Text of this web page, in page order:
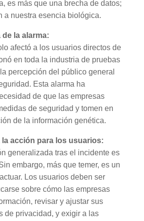
es más que una brecha de datos;
a nuestra esencia biológica.
la alarma:
afectó a los usuarios directos de
en toda la industria de pruebas
percepción del público general
Esta alarma ha
de que las empresas
de seguridad y tomen en
de la información genética.
la acción para los usuarios:
generalizada tras el incidente es
embargo, más que temer, es un
Los usuarios deben ser
sobre cómo las empresas
revisar y ajustar sus
de privacidad, y exigir a las